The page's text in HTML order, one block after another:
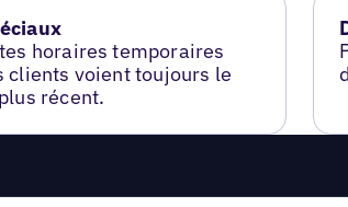
horaires temporaires
clients voient toujours le
récent.